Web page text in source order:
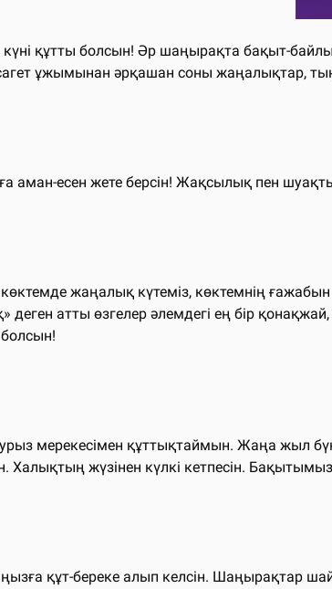
құтты болсын! Әр шаңырақта бақыт-
ұжымынан әрқашан соны жаңалықтар, тың
есен жете берсін! Жақсылық пен шуақты
жаңалық күтеміз, көктемнің
деген атты өзгелер әлемдегі ең бір
мерекесімен құттықтаймын. Жаңа жыл
Халықтың жүзінен күлкі кетпесін.
құт-береке алып келсін. Шаңырақтар